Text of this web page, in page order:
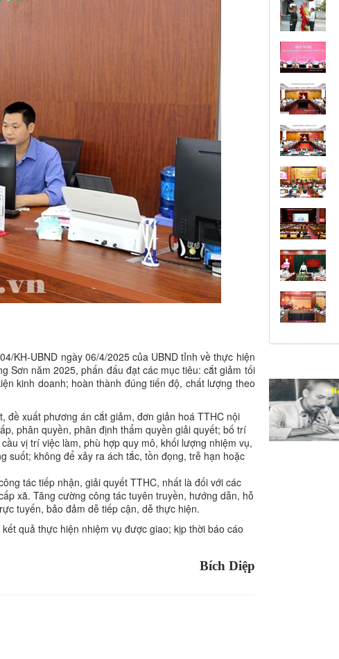
KH-UBND ngày 06/4/2025 của UBND tỉnh về thực hiện
Sơn năm 2025, phấn đấu đạt các mục tiêu: cắt giảm tối
kinh doanh; hoàn thành đúng tiến độ, chất lượng theo
đề xuất phương án cắt giảm, đơn giản hoá TTHC nội
phân quyền, phân định thẩm quyền giải quyết; bố trí
vị trí việc làm, phù hợp quy mô, khối lượng nhiệm vụ,
suốt; không để xảy ra ách tắc, tồn đọng, trễ hạn hoặc
tác tiếp nhận, giải quyết TTHC, nhất là đối với các
xã. Tăng cường công tác tuyên truyền, hướng dẫn, hỗ
tuyến, bảo đảm dễ tiếp cận, dễ thực hiện.
quả thực hiện nhiệm vụ được giao; kịp thời báo cáo
Bích Diệp